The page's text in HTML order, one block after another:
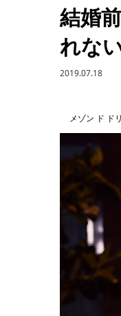
結婚
れな
2019.07.18
メゾン ド ド